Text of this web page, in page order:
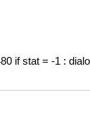
if stat = -1 :